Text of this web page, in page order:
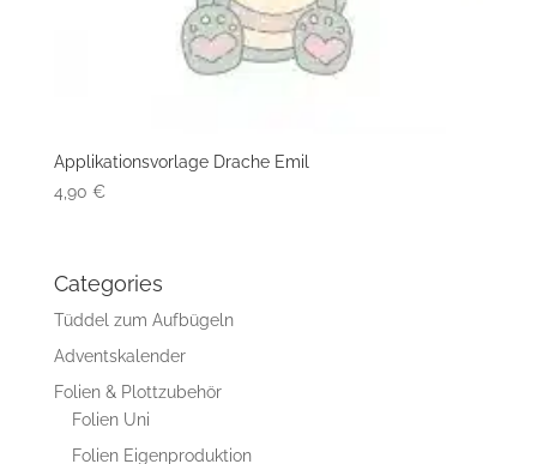
Applikationsvorlage Drache Emil
4,90 €
Categories
Tüddel zum Aufbügeln
Adventskalender
Folien & Plottzubehör
Folien Uni
Folien Eigenproduktion